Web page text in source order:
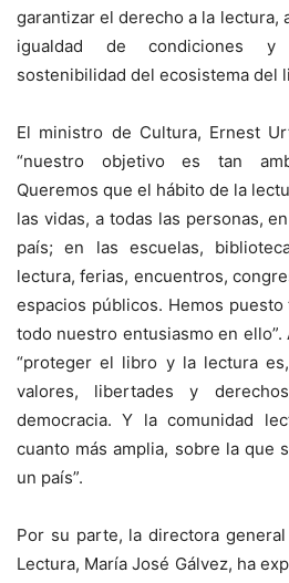
garantizar el derecho a la lectura,
igualdad de condiciones
sostenibilidad del ecosistema del
El ministro de Cultura, Ernest
“nuestro objetivo es tan
Queremos que el hábito de la
las vidas, a todas las personas,
país; en las escuelas,
lectura, ferias, encuentros,
espacios públicos. Hemos
todo nuestro entusiasmo en ello”.
“proteger el libro y la lectura
valores, libertades y
democracia. Y la comunidad
cuanto más amplia, sobre la que
un país”.
Por su parte, la directora
Lectura, María José Gálvez, ha